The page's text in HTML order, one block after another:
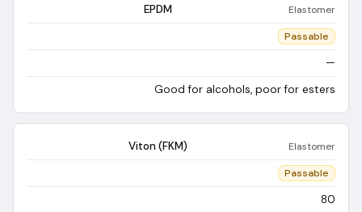
EPDM Elastomer
Passable
—
Good for alcohols, poor for esters
Viton (FKM) Elastomer
Passable
80